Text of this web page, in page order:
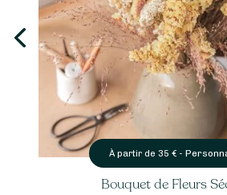
À partir de 35 € -
Bouquet de Fleurs